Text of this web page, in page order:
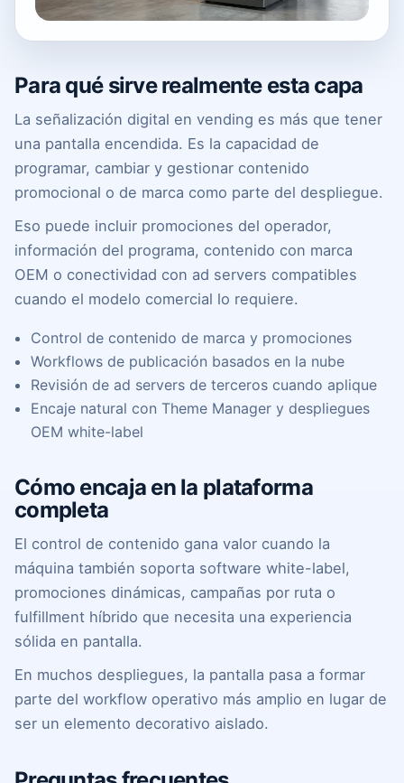
Para qué sirve realmente esta capa
La señalización digital en vending es más que tener
una pantalla encendida. Es la capacidad de
programar, cambiar y gestionar contenido
promocional o de marca como parte del despliegue.
Eso puede incluir promociones del operador,
información del programa, contenido con marca
OEM o conectividad con ad servers compatibles
cuando el modelo comercial lo requiere.
Control de contenido de marca y promociones
Workflows de publicación basados en la nube
Revisión de ad servers de terceros cuando aplique
Encaje natural con Theme Manager y despliegues
OEM white-label
Cómo encaja en la plataforma
completa
El control de contenido gana valor cuando la
máquina también soporta software white-label,
promociones dinámicas, campañas por ruta o
fulfillment híbrido que necesita una experiencia
sólida en pantalla.
En muchos despliegues, la pantalla pasa a formar
parte del workflow operativo más amplio en lugar de
ser un elemento decorativo aislado.